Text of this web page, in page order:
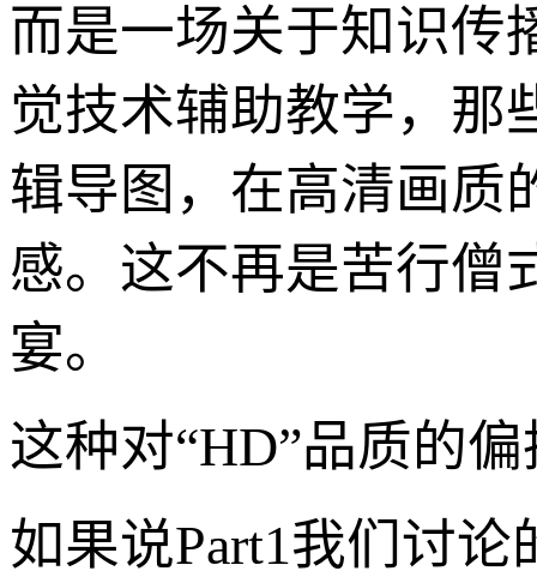
而是一场关于知识传
觉技术辅助教学，那
辑导图，在高清画质
感。这不再是苦行僧
宴。
这种对“HD”品质的
如果说Part1我们讨